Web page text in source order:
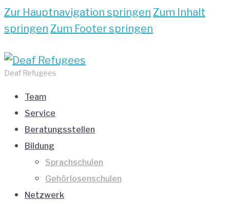
Zur Hauptnavigation springen Zum Inhalt
springen Zum Footer springen
Deaf Refugees
Team
Service
Beratungsstellen
Bildung
Sprachschulen
Gehörlosenschulen
Netzwerk